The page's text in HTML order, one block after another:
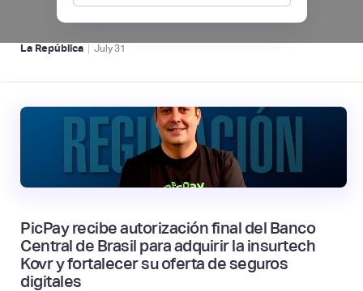
NEOBANCOS 📲
La República | July31
PicPay recibe autorización final del Banco
Central de Brasil para adquirir la insurtech
Kovr y fortalecer su oferta de seguros
digitales